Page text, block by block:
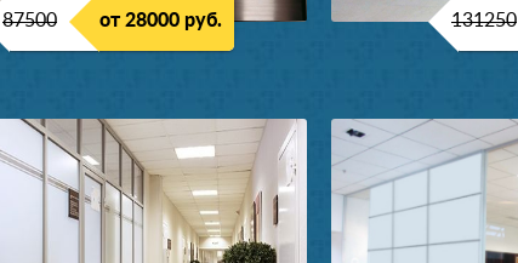
87500 от 28000 руб. 131250